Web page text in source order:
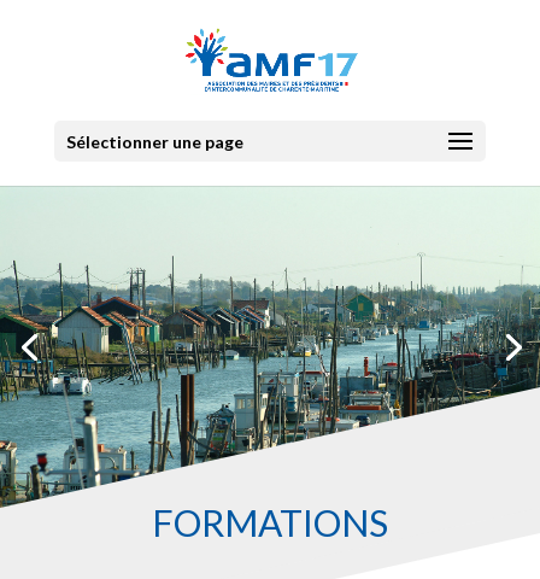
Sélectionner une page
FORMATIONS